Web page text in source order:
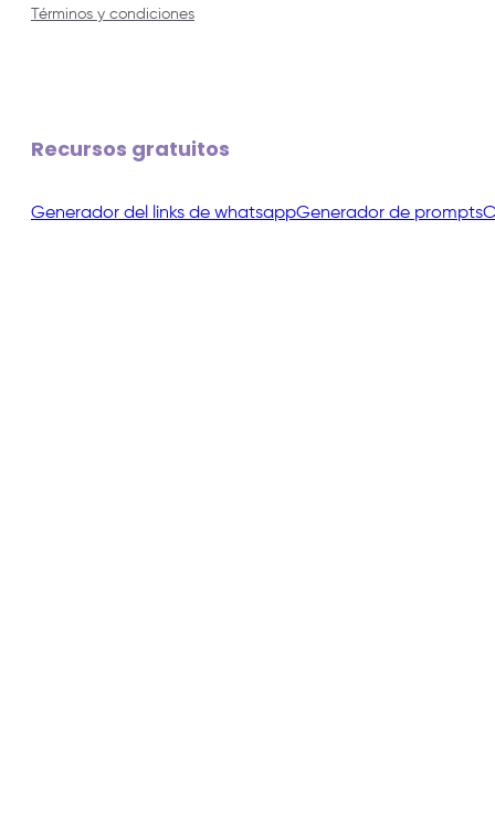
Términos y condiciones
Recursos gratuitos
Generador del links de whatsappGenerador de prompts